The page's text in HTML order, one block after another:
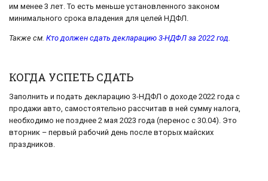
им менее 3 лет. То есть меньше установленного законом
минимального срока владения для целей НДФЛ.
Также см. Кто должен сдать декларацию 3-НДФЛ за 2022 год.
КОГДА УСПЕТЬ СДАТЬ
Заполнить и подать декларацию 3-НДФЛ о доходе 2022 года с
продажи авто, самостоятельно рассчитав в ней сумму налога,
необходимо не позднее 2 мая 2023 года (перенос с 30.04). Это
вторник – первый рабочий день после вторых майских
праздников.